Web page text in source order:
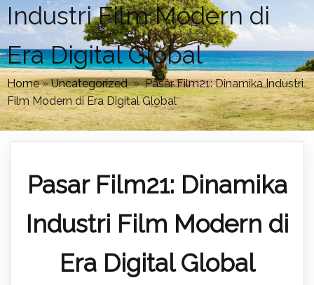
Industri Film Modern di
Era Digital Global
Home»Uncategorized » Pasar Film21: Dinamika Industri
Film Modern di Era Digital Global
Pasar Film21: Dinamika
Industri Film Modern di
Era Digital Global